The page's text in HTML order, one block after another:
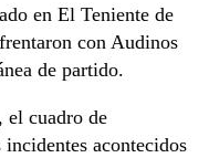
en El Teniente de
con Audinos
de partido.
el cuadro de
acontecidos